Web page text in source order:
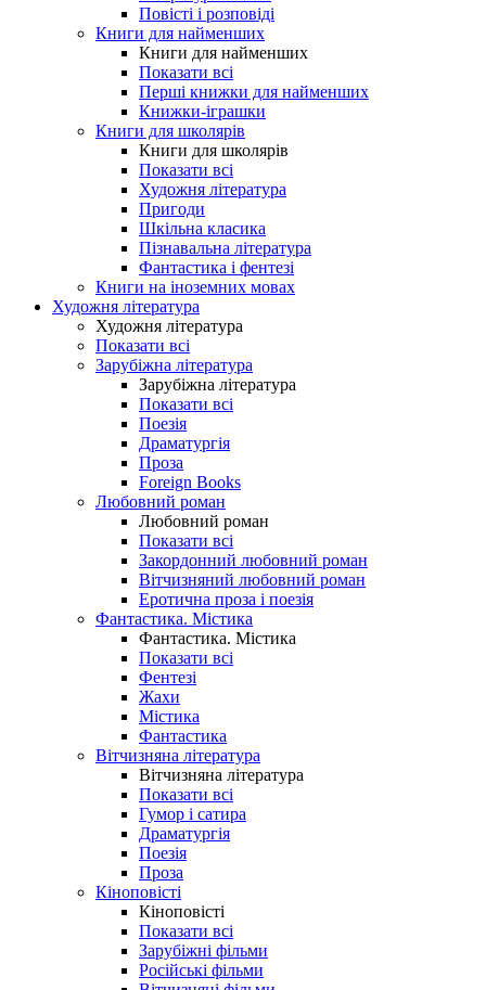
Повісті і розповіді
Книги для найменших
Книги для найменших
Показати всі
Перші книжки для найменших
Книжки-іграшки
Книги для школярів
Книги для школярів
Показати всі
Художня література
Пригоди
Шкільна класика
Пізнавальна література
Фантастика і фентезі
Книги на іноземних мовах
Художня література
Художня література
Показати всі
Зарубіжна література
Зарубіжна література
Показати всі
Поезія
Драматургія
Проза
Foreign Books
Любовний роман
Любовний роман
Показати всі
Закордонний любовний роман
Вітчизняний любовний роман
Еротична проза і поезія
Фантастика. Містика
Фантастика. Містика
Показати всі
Фентезі
Жахи
Містика
Фантастика
Вітчизняна література
Вітчизняна література
Показати всі
Гумор і сатира
Драматургія
Поезія
Проза
Кіноповісті
Кіноповісті
Показати всі
Зарубіжні фільми
Російські фільми